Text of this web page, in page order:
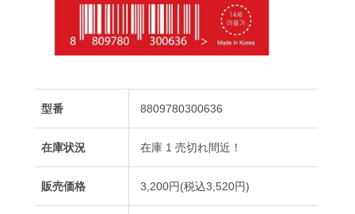
型番 8809780300636
在庫状況 在庫 1 売切れ間近！
販売価格 3,200円(税込3,520円)